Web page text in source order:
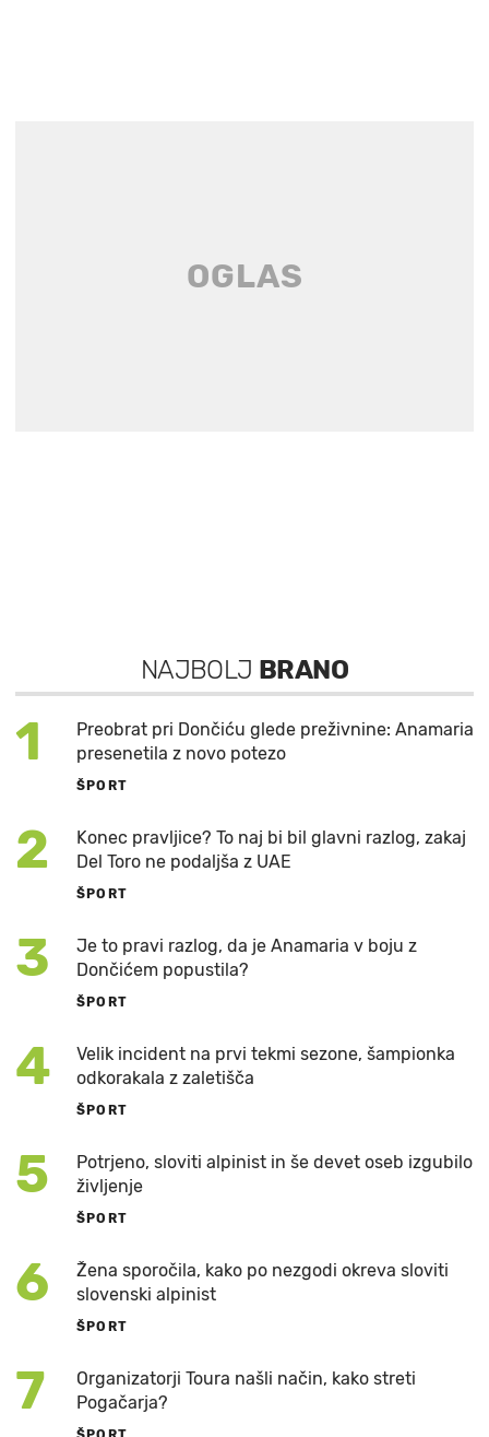
NAJBOLJ BRANO
1
Preobrat pri Dončiću glede preživnine: Anamaria
presenetila z novo potezo
ŠPORT
2
Konec pravljice? To naj bi bil glavni razlog, zakaj
Del Toro ne podaljša z UAE
ŠPORT
3
Je to pravi razlog, da je Anamaria v boju z
Dončićem popustila?
ŠPORT
4
Velik incident na prvi tekmi sezone, šampionka
odkorakala z zaletišča
ŠPORT
5
Potrjeno, sloviti alpinist in še devet oseb izgubilo
življenje
ŠPORT
6
Žena sporočila, kako po nezgodi okreva sloviti
slovenski alpinist
ŠPORT
7
Organizatorji Toura našli način, kako streti
Pogačarja?